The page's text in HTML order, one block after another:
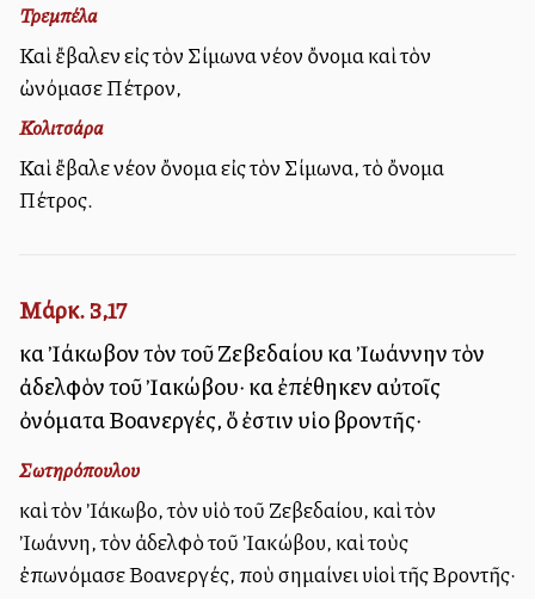
Τρεμπέλα
Καὶ ἔβαλεν εἰς τὸν Σίμωνα νέον ὄνομα καὶ τὸν
ὠνόμασε Πέτρον,
Κολιτσάρα
Καὶ ἔβαλε νέον ὄνομα εἰς τὸν Σίμωνα, τὸ ὄνομα
Πέτρος.
Μάρκ. 3,17
καὶ Ἰάκωβον τὸν τοῦ Ζεβεδαίου καὶ Ἰωάννην τὸν
ἀδελφὸν τοῦ Ἰακώβου· καὶ ἐπέθηκεν αὐτοῖς
ὀνόματα Βοανεργές, ὅ ἐστιν υἱοὶ βροντῆς·
Σωτηρόπουλου
καὶ τὸν Ἰάκωβο, τὸν υἱὸ τοῦ Ζεβεδαίου, καὶ τὸν
Ἰωάννη, τὸν ἀδελφὸ τοῦ Ἰακώβου, καὶ τοὺς
ἐπωνόμασε Βοανεργές, ποὺ σημαίνει υἱοὶ τῆς Βροντῆς·